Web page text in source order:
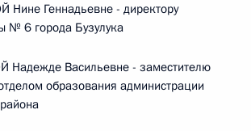
Геннадьевне - директору
№ 6 города Бузулука
Надежде Васильевне - заместителю
образования администрации